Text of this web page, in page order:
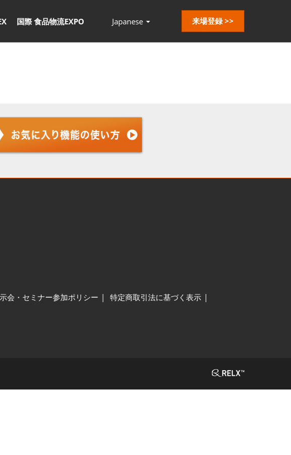
国際 食品物流EXPO Japanese 来場登録 >>
会・セミナー参加ポリシー
特定商取引法に基づく表示